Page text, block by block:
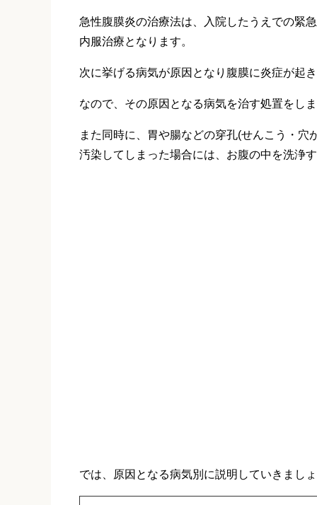
急性腹膜炎の治療法は、入院したうえでの緊
内服治療となります。
次に挙げる病気が原因となり腹膜に炎症が起き
なので、その原因となる病気を治す処置をしま
また同時に、胃や腸などの穿孔(せんこう・
汚染してしまった場合には、お腹の中を洗浄
では、原因となる病気別に説明していきましょ